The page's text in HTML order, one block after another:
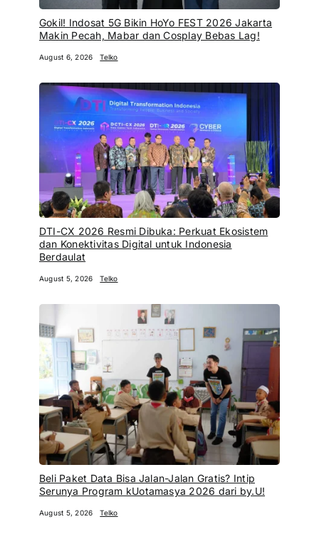
Gokil! Indosat 5G Bikin HoYo FEST 2026 Jakarta
Makin Pecah, Mabar dan Cosplay Bebas Lag!
August 6, 2026 Telko
DTI-CX 2026 Resmi Dibuka: Perkuat Ekosistem
dan Konektivitas Digital untuk Indonesia
Berdaulat
August 5, 2026 Telko
Beli Paket Data Bisa Jalan-Jalan Gratis? Intip
Serunya Program kUotamasya 2026 dari by.U!
August 5, 2026 Telko